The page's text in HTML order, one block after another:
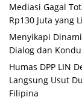
Mediasi Gagal
Rp130 Juta yang
Menyikapi
Dialog dan
Humas DPP LIN
Langsung Usut
Filipina